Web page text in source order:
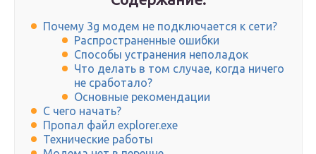
Почему 3g модем не подключается к сети?
Распространенные ошибки
Способы устранения неполадок
Что делать в том случае, когда ничего
не сработало?
Основные рекомендации
С чего начать?
Пропал файл explorer.exe
Технические работы